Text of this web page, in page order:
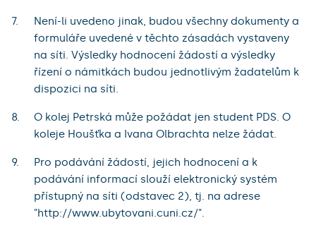
Není-li uvedeno jinak, budou všechny dokumenty a
formuláře uvedené v těchto zásadách vystaveny
na síti. Výsledky hodnocení žádostí a výsledky
řízení o námitkách budou jednotlivým žadatelům k
dispozici na síti.
O kolej Petrská může požádat jen student PDS. O
koleje Houšťka a Ivana Olbrachta nelze žádat.
Pro podávání žádostí, jejich hodnocení a k
podávání informací slouží elektronický systém
přístupný na síti (odstavec 2), tj. na adrese
"http://www.ubytovani.cuni.cz/".